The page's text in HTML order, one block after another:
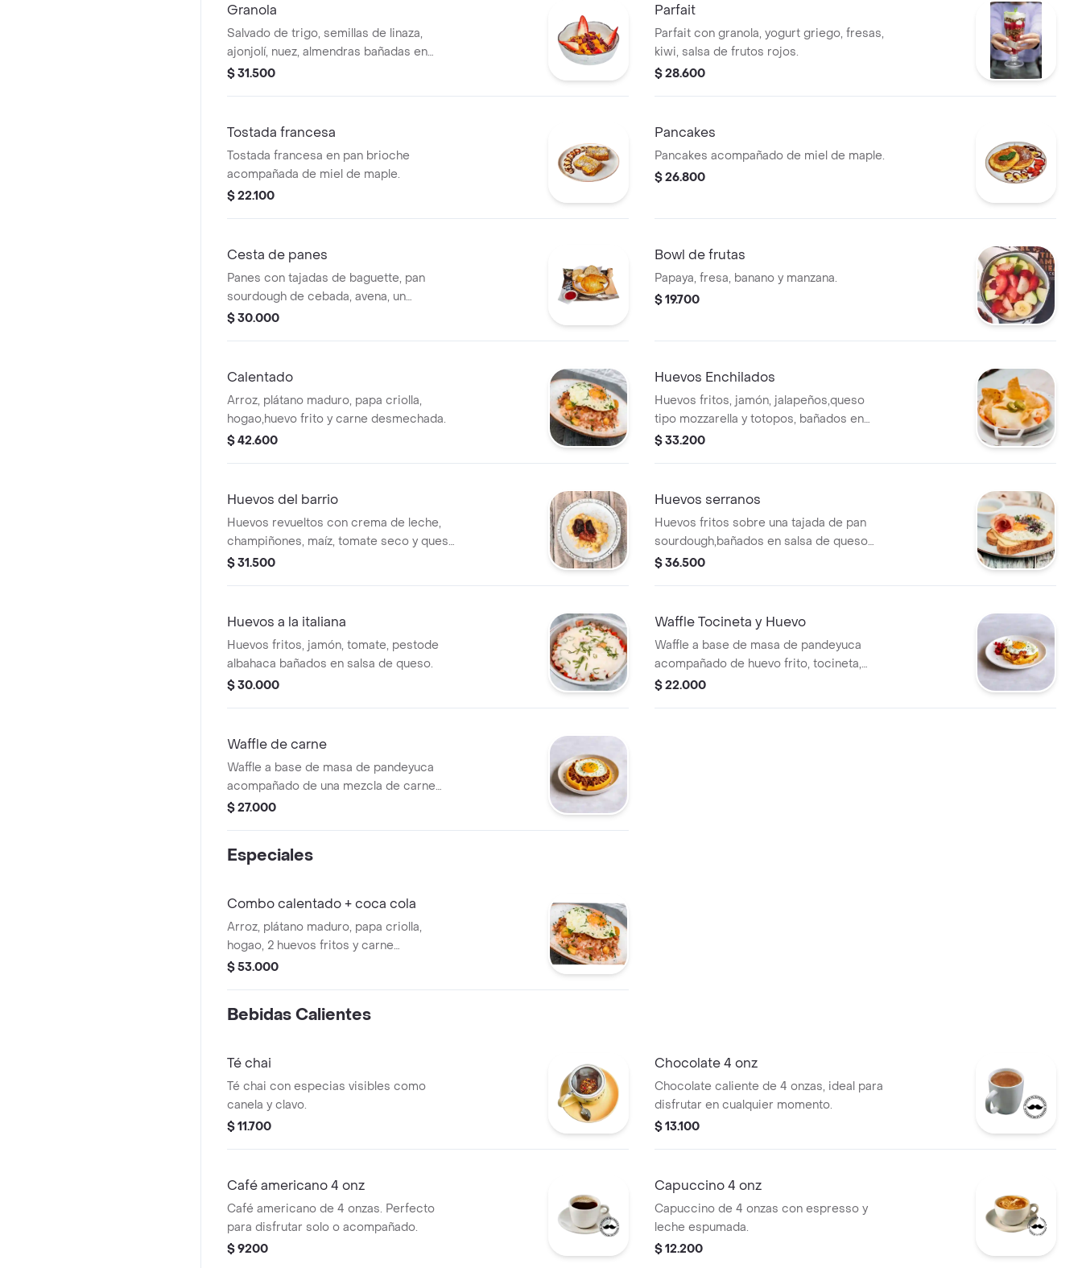
Granola
Salvado de trigo, semillas de linaza,
ajonjolí, nuez, almendras bañadas en
extracto de manzana, arándanos,
$ 31.500
Parfait
Parfait con granola, yogurt griego, fresas,
kiwi, salsa de frutos rojos.
$ 28.600
Tostada francesa
Tostada francesa en pan brioche
acompañada de miel de maple.
$ 22.100
Pancakes
Pancakes acompañado de miel de maple.
$ 26.800
Cesta de panes
Panes con tajadas de baguette, pan
sourdough de cebada, avena, un
croissant sencillo y un pan de chocolate.
$ 30.000
Bowl de frutas
Papaya, fresa, banano y manzana.
$ 19.700
Calentado
Arroz, plátano maduro, papa criolla,
hogao,huevo frito y carne desmechada.
$ 42.600
Huevos Enchilados
Huevos fritos, jamón, jalapeños,queso
tipo mozzarella y totopos, bañados en
salsamexicana.
$ 33.200
Huevos del barrio
Huevos revueltos con crema de leche,
champiñones, maíz, tomate seco y queso
parmesano sobreuna cama de pan
$ 31.500
Huevos serranos
Huevos fritos sobre una tajada de pan
sourdough,bañados en salsa de queso
paipa y jamón serrano.
$ 36.500
Huevos a la italiana
Huevos fritos, jamón, tomate, pestode
albahaca bañados en salsa de queso.
$ 30.000
Waffle Tocineta y Huevo
Waffle a base de masa de pandeyuca
acompañado de huevo frito, tocineta,
sour cream y mermelada de frutos rojos
$ 22.000
Waffle de carne
Waffle a base de masa de pandeyuca
acompañado de una mezcla de carne
desmechada con hogao y huevo frito
$ 27.000
Especiales
Combo calentado + coca cola
Arroz, plátano maduro, papa criolla,
hogao, 2 huevos fritos y carne
desmechada + coca cola a elección.
$ 53.000
Bebidas Calientes
Té chai
Té chai con especias visibles como
canela y clavo.
$ 11.700
Chocolate 4 onz
Chocolate caliente de 4 onzas, ideal para
disfrutar en cualquier momento.
$ 13.100
Café americano 4 onz
Café americano de 4 onzas. Perfecto
para disfrutar solo o acompañado.
$ 9200
Capuccino 4 onz
Capuccino de 4 onzas con espresso y
leche espumada.
$ 12.200